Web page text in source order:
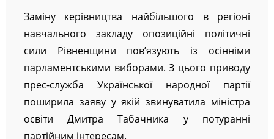
Заміну керівництва найбільшого в регіоні
навчального закладу опозиційні політичні
сили Рівненщини пов’язують із осінніми
парламентськими виборами. З цього приводу
прес-служба Української народної партії
поширила заяву у якій звинуватила міністра
освіти Дмитра Табачника у потуранні
партійним інтересам.